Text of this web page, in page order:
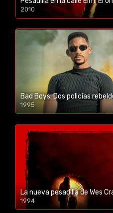
2010
1080p/720p
1995
1080p/720p
1994
1080p/720p